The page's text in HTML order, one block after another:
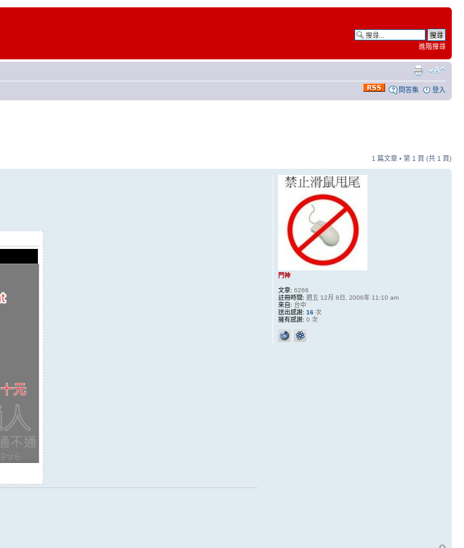
進階搜尋
問答集 登入
1 篇文章 • 第 1 頁 (共 1 頁)
門神
文章: 6266
註冊時間: 週五 12月 8日, 2006年 11:10 am
來自: 台中
送出感謝: 16次
擁有感謝: 0 次